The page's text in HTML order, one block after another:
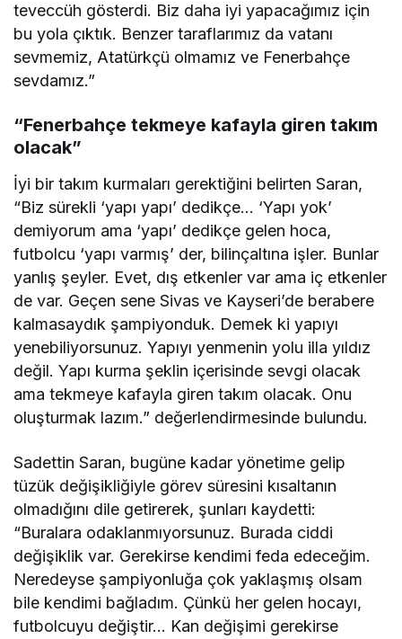
teveccüh gösterdi. Biz daha iyi yapacağımız için
bu yola çıktık. Benzer taraflarımız da vatanı
sevmemiz, Atatürkçü olmamız ve Fenerbahçe
sevdamız.”
“Fenerbahçe tekmeye kafayla giren takım
olacak”
İyi bir takım kurmaları gerektiğini belirten Saran,
“Biz sürekli ‘yapı yapı’ dedikçe… ‘Yapı yok’
demiyorum ama ‘yapı’ dedikçe gelen hoca,
futbolcu ‘yapı varmış’ der, bilinçaltına işler. Bunlar
yanlış şeyler. Evet, dış etkenler var ama iç etkenler
de var. Geçen sene Sivas ve Kayseri’de berabere
kalmasaydık şampiyonduk. Demek ki yapıyı
yenebiliyorsunuz. Yapıyı yenmenin yolu illa yıldız
değil. Yapı kurma şeklin içerisinde sevgi olacak
ama tekmeye kafayla giren takım olacak. Onu
oluşturmak lazım.” değerlendirmesinde bulundu.
Sadettin Saran, bugüne kadar yönetime gelip
tüzük değişikliğiyle görev süresini kısaltanın
olmadığını dile getirerek, şunları kaydetti:
“Buralara odaklanmıyorsunuz. Burada ciddi
değişiklik var. Gerekirse kendimi feda edeceğim.
Neredeyse şampiyonluğa çok yaklaşmış olsam
bile kendimi bağladım. Çünkü her gelen hocayı,
futbolcuyu değiştir… Kan değişimi gerekirse